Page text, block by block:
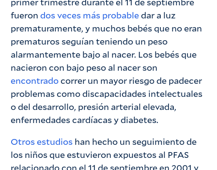
fuerondos veces más probabledar a luz
prematuramente, y muchos bebés que no eran
prematuros seguían teniendo un peso
alarmantemente bajo al nacer. Los bebés que
nacieron con bajo peso al nacer son
encontradocorrer un mayor riesgo de padecer
problemas como discapacidades intelectuales
o del desarrollo, presión arterial elevada,
enfermedades cardíacas y diabetes.
Otros estudios han hecho un seguimiento de
los niños que estuvieron expuestos al PFAS
relacionado con el 11 de septiembre en 2001 y